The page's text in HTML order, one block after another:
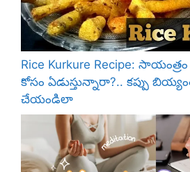
Rice Kurkure Recipe: సాయంత్రం
కోసం ఏడుస్తున్నారా?.. కప్పు
చేయండిలా